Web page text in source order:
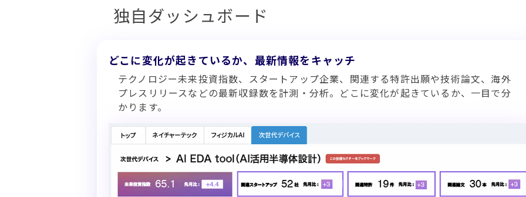
独自ダッシュボード
どこに変化が起きているか、最新情報をキャッチ
テクノロジー未来投資指数、スタートアップ企業、関連する特許出願や技術論文、海外
プレスリリースなどの最新収録数を計測・分析。どこに変化が起きているか、一目で分
かります。